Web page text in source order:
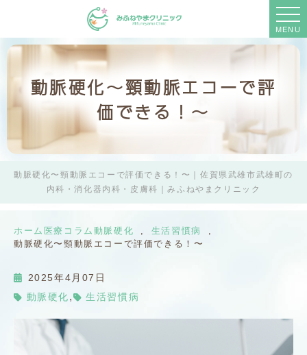
MENU
動脈硬化〜頸動脈エコーで評
価できる！〜
動脈硬化〜頸動脈エコーで評価できる！〜｜佐賀県武雄市武雄町の
内科・消化器内科・皮膚科｜みふねやまクリニック
ホーム 医療コラム 動脈硬化
生活習慣病
動脈硬化〜頸動脈エコーで評価できる！〜
2025年4月07日
動脈硬化 , 生活習慣病